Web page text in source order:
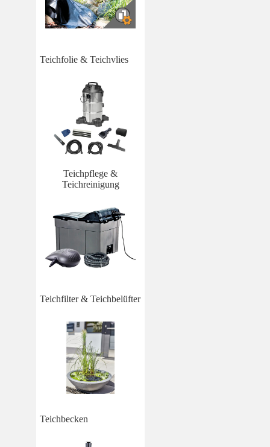
Teichfolie & Teichvlies
Teichpflege &
Teichreinigung
Teichfilter & Teichbelüfter
Teichbecken